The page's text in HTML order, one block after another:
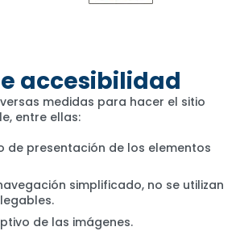
accesibilidad
medidas para hacer el sitio
entre ellas:
de presentación de los elementos
simplificado, no se utilizan
de las imágenes.